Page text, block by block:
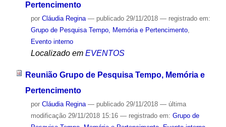
Pertencimento
por Cláudia Regina — publicado29/11/2018 — registrado em:
Grupo de Pesquisa Tempo, Memória e Pertencimento,
Evento interno
Localizado em EVENTOS
Reunião Grupo de Pesquisa Tempo, Memória e
Pertencimento
por Cláudia Regina — publicado29/11/2018 — última
modificação29/11/2018 15:16 — registrado em: Grupo de